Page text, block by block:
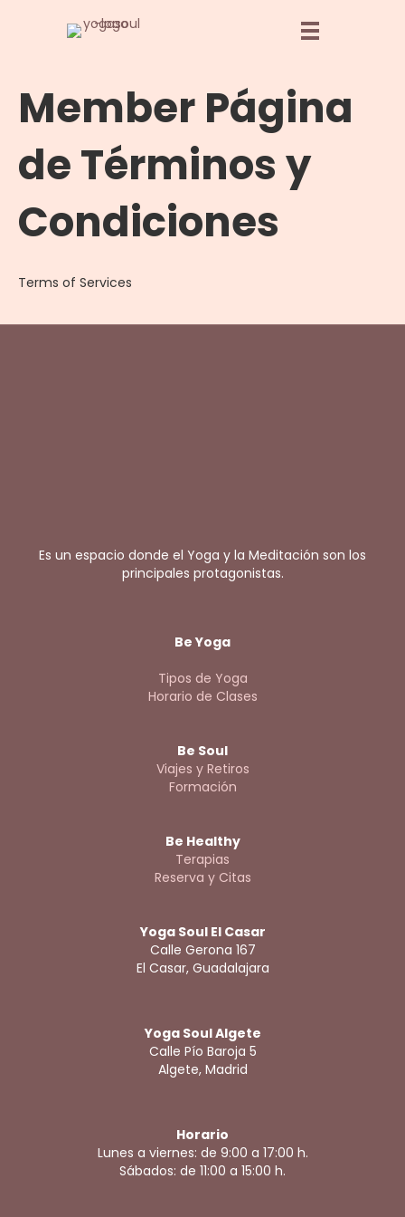
Member Página
de Términos y
Condiciones
Terms of Services
Es un espacio donde el Yoga y la Meditación son los
principales protagonistas.
Be Yoga
Tipos de Yoga
Horario de Clases
Be Soul
Viajes y Retiros
Formación
Be Healthy
Terapias
Reserva y Citas
Yoga Soul El Casar
Calle Gerona 167
El Casar, Guadalajara
Yoga Soul Algete
Calle Pío Baroja 5
Algete, Madrid
Horario
Lunes a viernes: de 9:00 a 17:00 h.
Sábados: de 11:00 a 15:00 h.